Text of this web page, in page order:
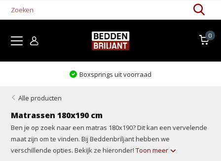
0
Boxsprings uit voorraad
Alle producten
Matrassen 180x190 cm
Ben je op zoek naar een matras 180x190? Dit kan een vervelende
maat zijn om te vinden. Bij Beddenbriljant hebben we
verschillende opties. Bekijk ze hieronder!Toon meer